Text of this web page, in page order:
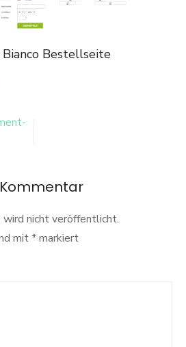
Bestellseite
nicht veröffentlicht.
mit*markiert